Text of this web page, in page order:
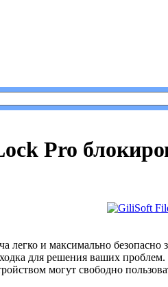
Pro
легко и максимально
для решения ваших проблем.
могут свободно